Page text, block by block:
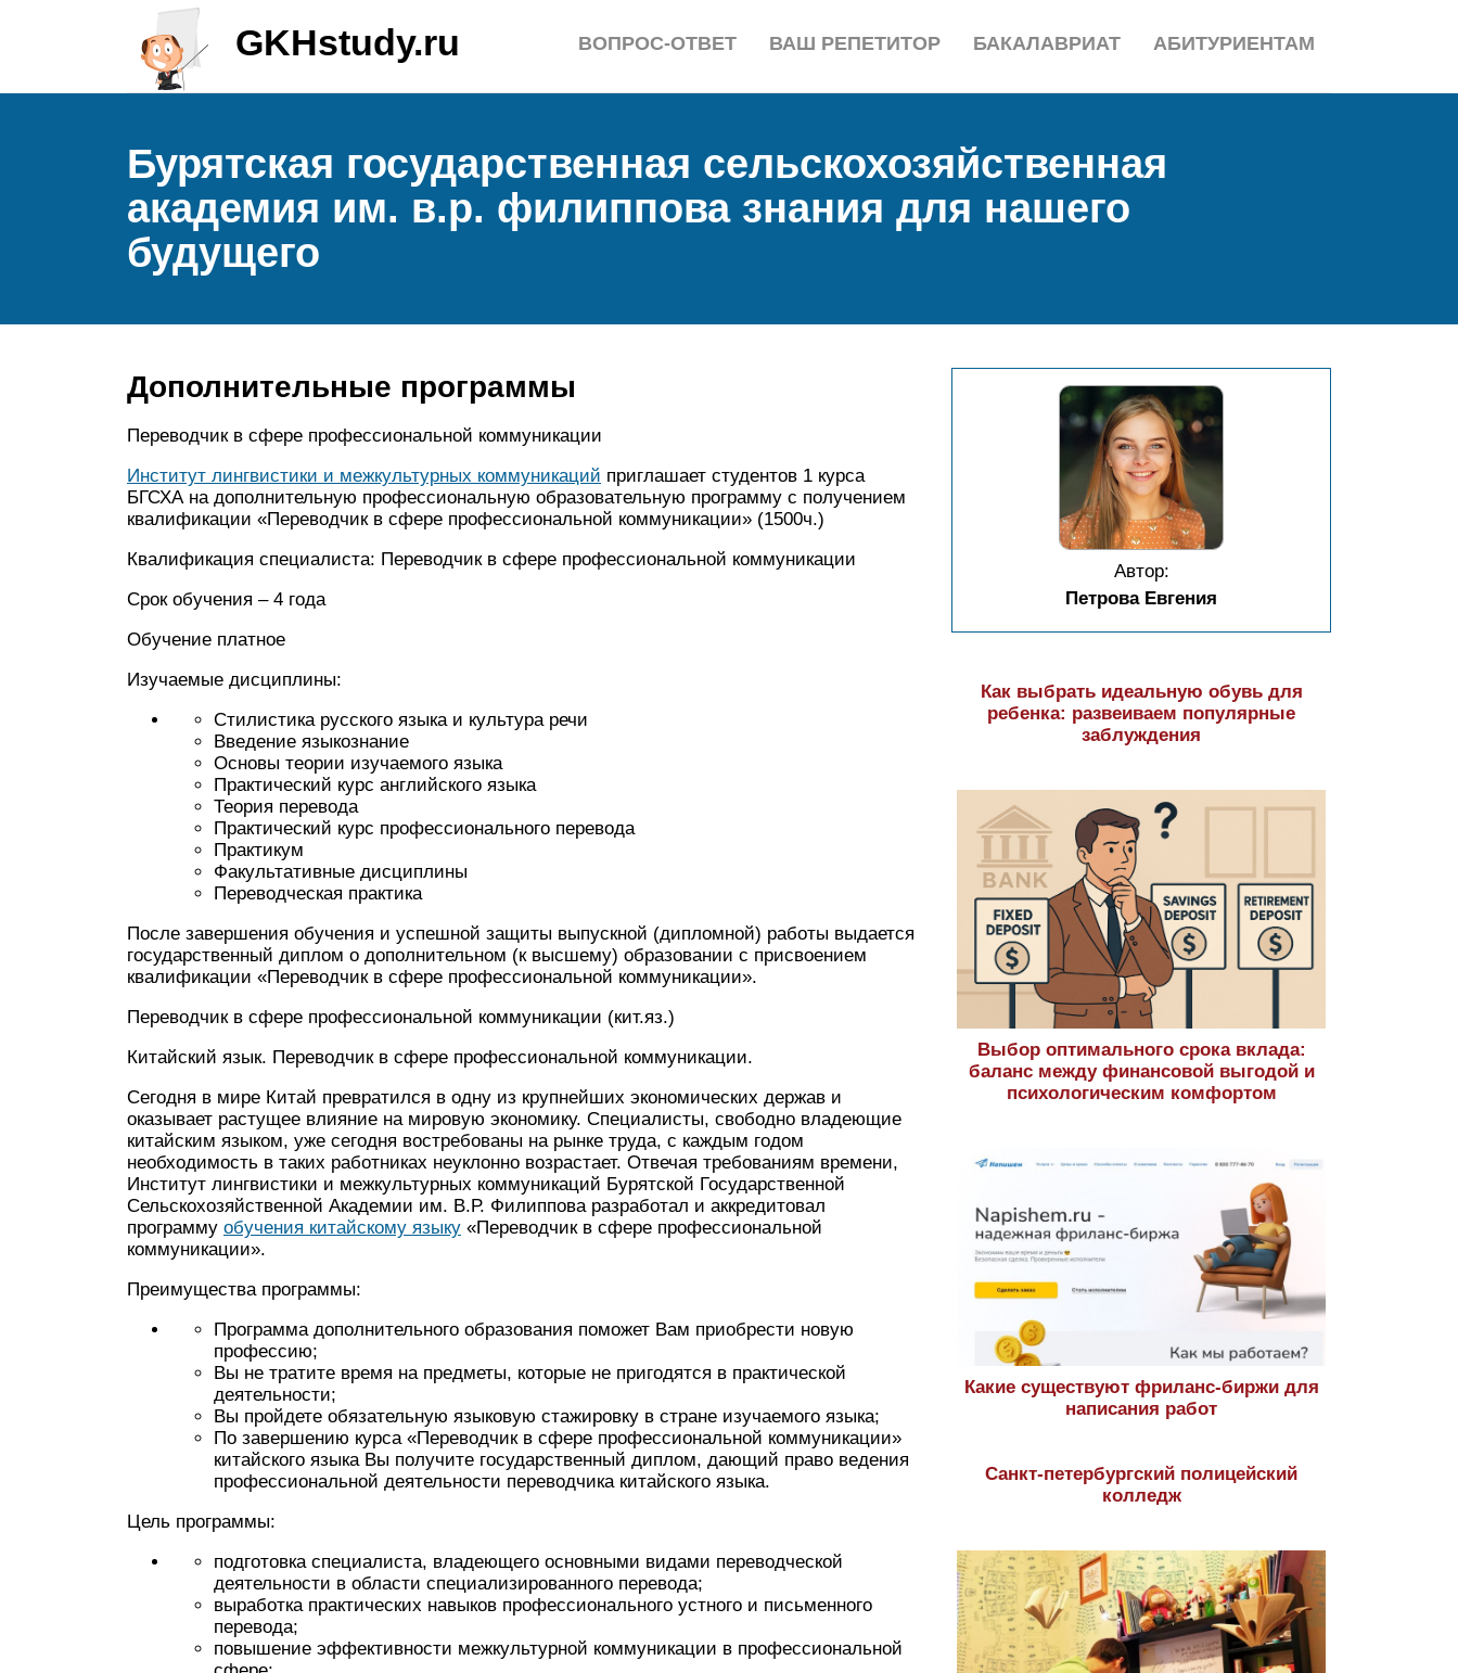
GKHstudy.ru АБИТУРИЕНТАМ
БАКАЛАВРИАТ
ВАШ РЕПЕТИТОР
ВОПРОС-ОТВЕТ
Бурятская государственная сельскохозяйственная
академия им. в.р. филиппова знания для нашего
будущего
Дополнительные программы
Переводчик в сфере профессиональной коммуникации
Институт лингвистики и межкультурных коммуникаций приглашает студентов 1 курса
БГСХА на дополнительную профессиональную образовательную программу с получением
квалификации «Переводчик в сфере профессиональной коммуникации» (1500ч.)
Квалификация специалиста: Переводчик в сфере профессиональной коммуникации
Срок обучения – 4 года
Обучение платное
Изучаемые дисциплины:
Стилистика русского языка и культура речи
Введение языкознание
Основы теории изучаемого языка
Практический курс английского языка
Теория перевода
Практический курс профессионального перевода
Практикум
Факультативные дисциплины
Переводческая практика
После завершения обучения и успешной защиты выпускной (дипломной) работы выдается
государственный диплом о дополнительном (к высшему) образовании с присвоением
квалификации «Переводчик в сфере профессиональной коммуникации».
Переводчик в сфере профессиональной коммуникации (кит.яз.)
Китайский язык. Переводчик в сфере профессиональной коммуникации.
Сегодня в мире Китай превратился в одну из крупнейших экономических держав и
оказывает растущее влияние на мировую экономику. Специалисты, свободно владеющие
китайским языком, уже сегодня востребованы на рынке труда, с каждым годом
необходимость в таких работниках неуклонно возрастает. Отвечая требованиям времени,
Институт лингвистики и межкультурных коммуникаций Бурятской Государственной
Сельскохозяйственной Академии им. В.Р. Филиппова разработал и аккредитовал
программу обучения китайскому языку «Переводчик в сфере профессиональной
коммуникации».
Преимущества программы:
Программа дополнительного образования поможет Вам приобрести новую
профессию;
Вы не тратите время на предметы, которые не пригодятся в практической
деятельности;
Вы пройдете обязательную языковую стажировку в стране изучаемого языка;
По завершению курса «Переводчик в сфере профессиональной коммуникации»
китайского языка Вы получите государственный диплом, дающий право ведения
профессиональной деятельности переводчика китайского языка.
Цель программы:
подготовка специалиста, владеющего основными видами переводческой
деятельности в области специализированного перевода;
выработка практических навыков профессионального устного и письменного
перевода;
повышение эффективности межкультурной коммуникации в профессиональной
Автор:
Петрова Евгения
Как выбрать идеальную обувь для
ребенка: развеиваем популярные
заблуждения
Выбор оптимального срока вклада:
баланс между финансовой выгодой и
психологическим комфортом
Какие существуют фриланс-биржи для
написания работ
Санкт-петербургский полицейский
колледж